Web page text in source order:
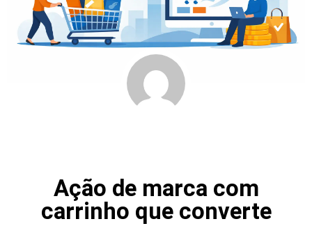
Ação de marca com
carrinho que converte